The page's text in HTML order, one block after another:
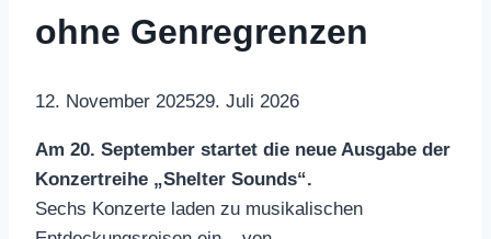
ohne Genregrenzen
12. November 202529. Juli 2026
Am 20. September startet die neue Ausgabe der
Konzertreihe „Shelter Sounds“.
Sechs Konzerte laden zu musikalischen